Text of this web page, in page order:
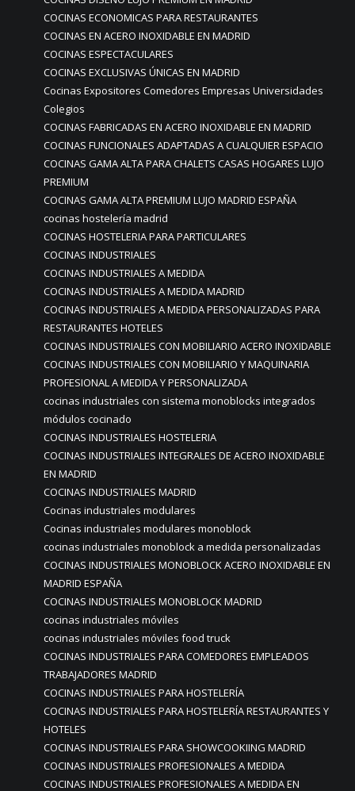
COCINAS ECONOMICAS PARA RESTAURANTES
COCINAS EN ACERO INOXIDABLE EN MADRID
COCINAS ESPECTACULARES
COCINAS EXCLUSIVAS ÚNICAS EN MADRID
Cocinas Expositores Comedores Empresas Universidades
Colegios
COCINAS FABRICADAS EN ACERO INOXIDABLE EN MADRID
COCINAS FUNCIONALES ADAPTADAS A CUALQUIER ESPACIO
COCINAS GAMA ALTA PARA CHALETS CASAS HOGARES LUJO
PREMIUM
COCINAS GAMA ALTA PREMIUM LUJO MADRID ESPAÑA
cocinas hostelería madrid
COCINAS HOSTELERIA PARA PARTICULARES
COCINAS INDUSTRIALES
COCINAS INDUSTRIALES A MEDIDA
COCINAS INDUSTRIALES A MEDIDA MADRID
COCINAS INDUSTRIALES A MEDIDA PERSONALIZADAS PARA
RESTAURANTES HOTELES
COCINAS INDUSTRIALES CON MOBILIARIO ACERO INOXIDABLE
COCINAS INDUSTRIALES CON MOBILIARIO Y MAQUINARIA
PROFESIONAL A MEDIDA Y PERSONALIZADA
cocinas industriales con sistema monoblocks integrados
módulos cocinado
COCINAS INDUSTRIALES HOSTELERIA
COCINAS INDUSTRIALES INTEGRALES DE ACERO INOXIDABLE
EN MADRID
COCINAS INDUSTRIALES MADRID
Cocinas industriales modulares
Cocinas industriales modulares monoblock
cocinas industriales monoblock a medida personalizadas
COCINAS INDUSTRIALES MONOBLOCK ACERO INOXIDABLE EN
MADRID ESPAÑA
COCINAS INDUSTRIALES MONOBLOCK MADRID
cocinas industriales móviles
cocinas industriales móviles food truck
COCINAS INDUSTRIALES PARA COMEDORES EMPLEADOS
TRABAJADORES MADRID
COCINAS INDUSTRIALES PARA HOSTELERÍA
COCINAS INDUSTRIALES PARA HOSTELERÍA RESTAURANTES Y
HOTELES
COCINAS INDUSTRIALES PARA SHOWCOOKIING MADRID
COCINAS INDUSTRIALES PROFESIONALES A MEDIDA
COCINAS INDUSTRIALES PROFESIONALES A MEDIDA EN